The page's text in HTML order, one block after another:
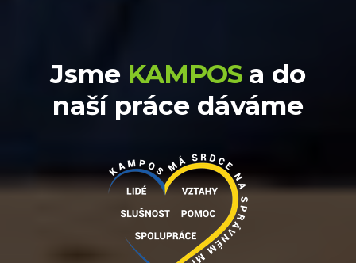
Jsme KAMPOS a do
naší práce dáváme